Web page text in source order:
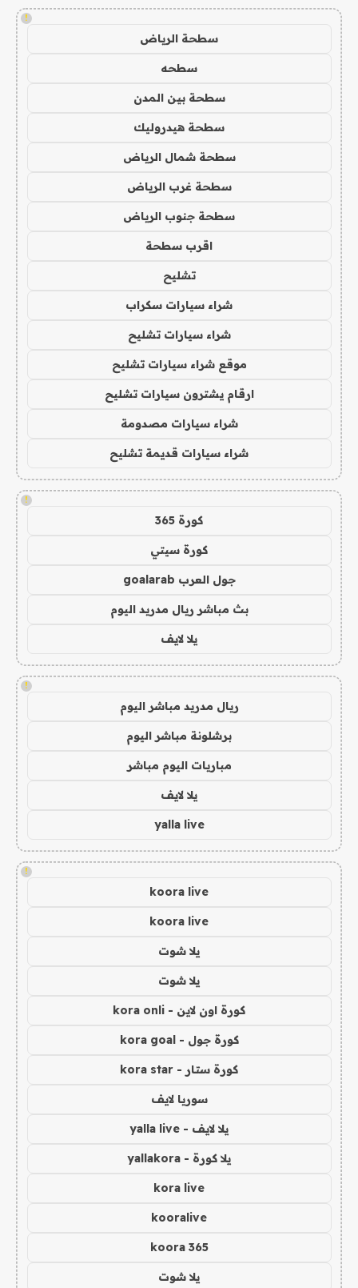
!
سطحة الرياض
سطحه
سطحة بين المدن
سطحة هيدروليك
سطحة شمال الرياض
سطحة غرب الرياض
سطحة جنوب الرياض
اقرب سطحة
تشليح
شراء سيارات سكراب
شراء سيارات تشليح
موقع شراء سيارات تشليح
ارقام يشترون سيارات تشليح
شراء سيارات مصدومة
شراء سيارات قديمة تشليح
!
كورة 365
كورة سيتي
جول العرب goalarab
بث مباشر ريال مدريد اليوم
يلا لايف
!
ريال مدريد مباشر اليوم
برشلونة مباشر اليوم
مباريات اليوم مباشر
يلا لايف
yalla live
!
koora live
koora live
يلا شوت
يلا شوت
كورة اون لاين - kora onli
كورة جول - kora goal
كورة ستار - kora star
سوريا لايف
يلا لايف - yalla live
يلا كورة - yallakora
kora live
kooralive
koora 365
يلا شوت